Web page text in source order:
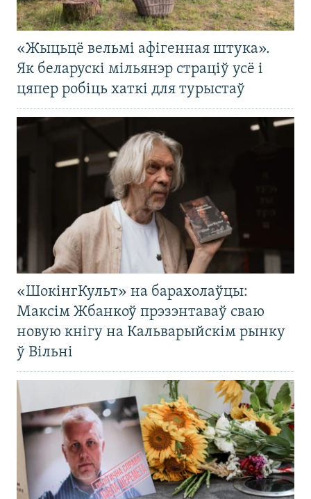
«Жыцьцё вельмі афігенная штука».
Як беларускі мільянэр страціў усё і
цяпер робіць хаткі для турыстаў
«ШокінгКульт» на барахолаўцы:
Максім Жбанкоў прэзэнтаваў сваю
новую кнігу на Кальварыйскім рынку
ў Вільні